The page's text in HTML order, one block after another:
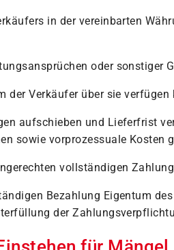
in der vereinbarten
oder sonstiger
der Verkäufer über sie verfügen
aufschieben und Lieferfrist
sowie vorprozessuale Kosten
vollständigen
Bezahlung Eigentum
der